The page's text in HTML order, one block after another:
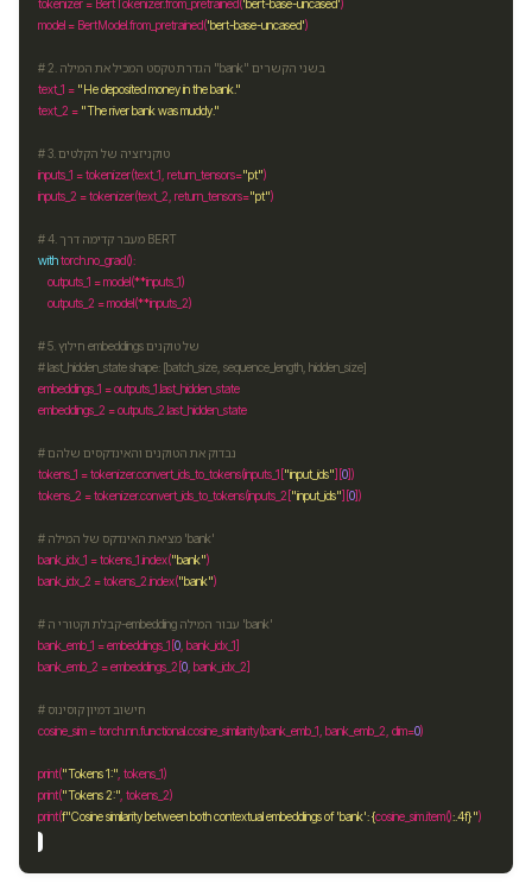
tokenizer = BertTokenizer.from_pretrained('bert-base-uncased'
model = BertModelfrom_pretrained('bert-base-uncased'
# 2. הגדרת טקסט המכיל את המילה "bank" בשני הקשרים
text_1 = "He deposited money in the bank."
text_2 = "The river bank was muddy."
# 3. טוקניזציה של הקלטים
inputs_1 = tokenizer(text_1, return_tensors="pt"
inputs_2 = tokenizer(text_2, return_tensors="pt"
# 4. מעבר קדימה דרך BERT
with torch
    outputs_1
= model(**
    outputs_2
= model(**
# 5. חילוץ embeddings של טוקנים
# last_hidden_state shape: [batch_size, sequence_length, hidden_size]
embeddings_1 = outputs_1
embeddings_2 = outputs_2
# נבדוק את הטוקנים והאינדקסים שלהם
tokens_1 = tokenizer.convert_ids_to_tokens(inputs_1["input_ids"][0
tokens_2 = tokenizer.convert_ids_to_tokens(inputs_2["input_ids"][0
# מציאת האינדקס של המילה 'bank'
bank_idx_1 = tokens_1 index("bank"
bank_idx_2 = tokens_2 index("bank"
# קבלת וקטורי ה-embedding עבור המילה 'bank'
bank_emb_1 = embeddings_1[0
bank_emb_2 = embeddings_2[0
# חישוב דמיון קוסינוס
cosine_sim = torchnnfunctionalcosine_similarity(bank_emb_1, bank_emb_2, dim=0
print("Tokens 1:"
print("Tokens 2:"
print(f"Cosine similarity between both contextual embeddings of 'bank': {cosine_simitem():.4f}"